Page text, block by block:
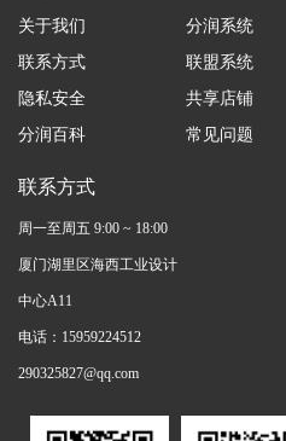
关于我们
联系方式
隐私安全
分润百科
分润系统
联盟系统
共享店铺
常见问题
联系方式
周一至周五 9:00 ~ 18:00
厦门湖里区海西工业设计
中心A11
电话：15959224512
290325827@qq.com